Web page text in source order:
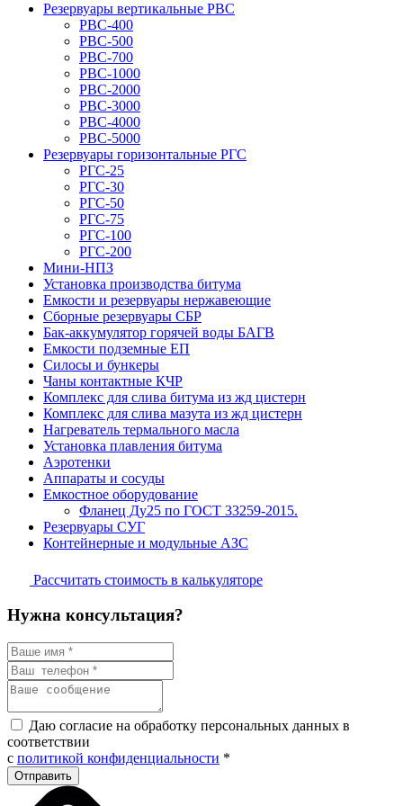
Резервуары вертикальные РВС
РВС-400
РВС-500
РВС-700
РВС-1000
РВС-2000
РВС-3000
РВС-4000
РВС-5000
Резервуары горизонтальные РГС
РГС-25
РГС-30
РГС-50
РГС-75
РГС-100
РГС-200
Мини-НПЗ
Установка производства битума
Емкости и резервуары нержавеющие
Сборные резервуары СБР
Бак-аккумулятор горячей воды БАГВ
Емкости подземные ЕП
Силосы и бункеры
Чаны контактные КЧР
Комплекс для слива битума из жд цистерн
Комплекс для слива мазута из жд цистерн
Нагреватель термального масла
Установка плавления битума
Аэротенки
Аппараты и сосуды
Емкостное оборудование
Фланец Ду25 по ГОСТ 33259-2015.
Резервуары СУГ
Контейнерные и модульные АЗС
Рассчитать стоимость в калькуляторе
Нужна консультация?
Даю согласие на обработку персональных данных в
соответствии
с политикой конфиденциальности *